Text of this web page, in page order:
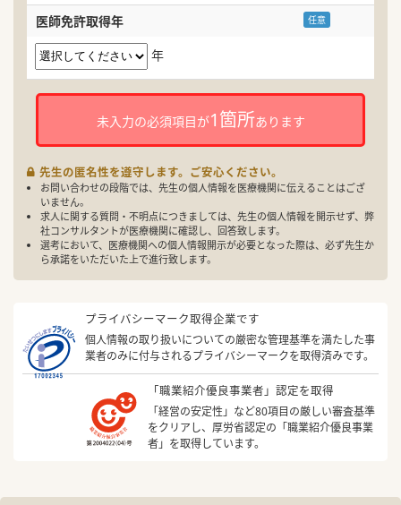
医師免許取得年 任意
年
未入力の必須項目が1箇所あります
先生の匿名性を遵守します。ご安心ください。
お問い合わせの段階では、先生の個人情報を医療機関に伝えることはござ
いません。
求人に関する質問・不明点につきましては、先生の個人情報を開示せず、弊
社コンサルタントが医療機関に確認し、回答致します。
選考において、医療機関への個人情報開示が必要となった際は、必ず先生か
ら承諾をいただいた上で進行致します。
プライバシーマーク取得企業です
個人情報の取り扱いについての厳密な管理基準を満たした事
業者のみに付与されるプライバシーマークを取得済みです。
「職業紹介優良事業者」認定を取得
「経営の安定性」など80項目の厳しい審査基準
をクリアし、厚労省認定の「職業紹介優良事業
者」を取得しています。